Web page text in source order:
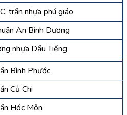
trần nhựa phú giáo
An Bình Dương
nhựa Dầu Tiếng
Bình Phước
Củ Chi
Hóc Môn